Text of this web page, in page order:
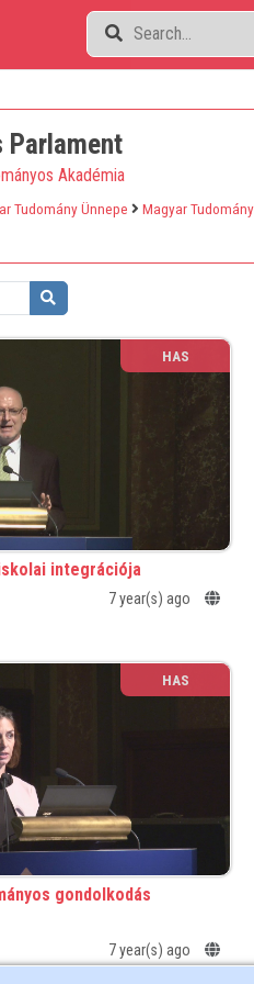
Parlament
Akadémia
Tudomány Ünnepe Magyar
HAS
integrációja
7 year(s) ago
HAS
gondolkodás
7 year(s) ago